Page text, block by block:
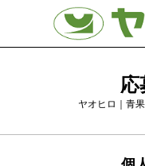
応
ヤオヒロ｜青